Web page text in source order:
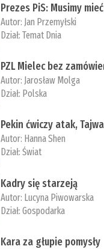
Prezes PiS: Musimy
Autor: Jan Przemyłski
Dział:Temat Dnia
PZL Mielec bez
Autor: Jarosław Molga
Dział: Polska
Pekin ćwiczy atak,
Autor: ­Hanna Shen
Dział:Świat
Kadry się starzeją
Autor: Lucyna Piwowarska
Dział:Gospodarka
Kara za głupie pomysły